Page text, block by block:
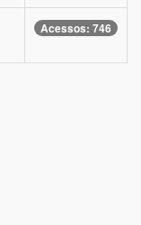
Acessos: 746